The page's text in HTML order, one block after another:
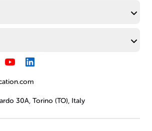
30A, Torino (TO), Italy